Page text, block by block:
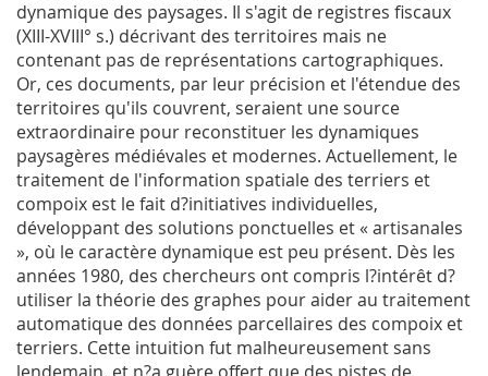
dynamique des paysages. Il s'agit de registres fiscaux
(XIII-XVIII° s.) décrivant des territoires mais ne
contenant pas de représentations cartographiques.
Or, ces documents, par leur précision et l'étendue des
territoires qu'ils couvrent, seraient une source
extraordinaire pour reconstituer les dynamiques
paysagères médiévales et modernes. Actuellement, le
traitement de l'information spatiale des terriers et
compoix est le fait d?initiatives individuelles,
développant des solutions ponctuelles et « artisanales
», où le caractère dynamique est peu présent. Dès les
années 1980, des chercheurs ont compris l?intérêt d?
utiliser la théorie des graphes pour aider au traitement
automatique des données parcellaires des compoix et
terriers. Cette intuition fut malheureusement sans